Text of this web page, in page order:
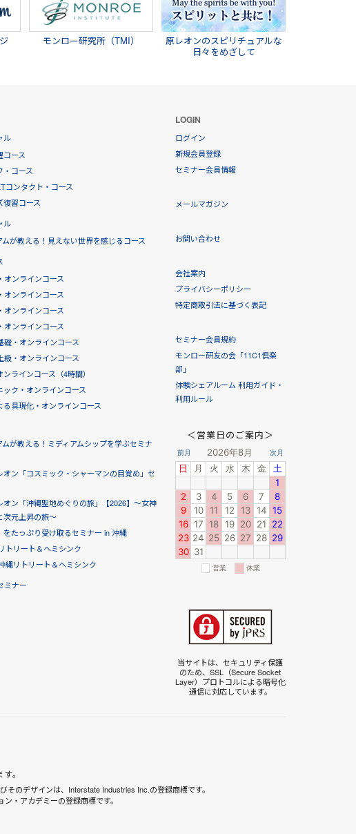
モンロー研究所（TMI）
原レオンのスピリチュアルな
日々をめざして
ル
コース
・コース
コンタクト・コース
復習コース
ル
ムが教える！見えない世界を感じるコース
オンラインコース
オンラインコース
オンラインコース
オンラインコース
礎・オンラインコース
級・オンラインコース
ラインコース（4時間）
ック・オンラインコース
る具現化・オンラインコース
ムが教える！ミディアムシップを学ぶセミナ
オン「コスミック・シャーマンの目覚め」セ
オン「沖縄聖地めぐりの旅」【2026】～女神
次元上昇の旅～
をたっぷり受け取るセミナー in 沖縄
トリート＆ヘミシンク
縄リトリート＆ヘミシンク
ミナー
LOGIN
ログイン
新規会員登録
セミナー会員情報
メールマガジン
お問い合わせ
会社案内
プライバシーポリシー
特定商取引法に基づく表記
セミナー会員規約
モンロー研友の会「11C1倶楽
部」
体験シェアルーム 利用ガイド・
利用ルール
＜営業日のご案内＞
当サイトは、セキュリティ保護
のため、SSL（Secure Socket
Layer）プロトコルによる暗号化
通信に対応しています。
。
のデザインは、Interstate Industries Inc.の登録商標です。
・アカデミーの登録商標です。